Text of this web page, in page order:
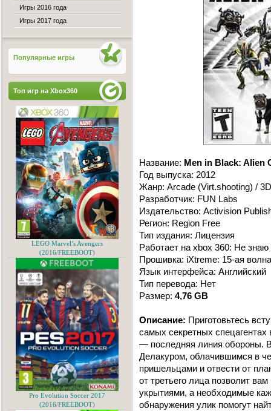
Название: Men in Black: Alien
Год выпуска: 2012
Жанр: Arcade (Virt.shooting) /
Разработчик: FUN Labs
Издательство: Activision
Регион: Region Free
Тип издания: Лицензия
Работает на xbox 360: Не знаю
Прошивка: iXtreme: 15-ая волна
Язык интерфейса: Английский
Тип перевода: Нет
Размер: 4,76 GB
Описание: Приготовьтесь
самых секретных
— последняя линия обороны.
Делакуром, облачившимся в
пришельцами и отвести от
от третьего лица позволит
укрытиями, а необходимые
обнаружения улик помогут
Игры 2016 года
Игры 2017 года
Популярные игры
Топ игр на Xbox360
LEGO Marvel’s Avengers
(2016/FREEBOOT)
Pro Evolution Soccer 2017
(2016/FREEBOOT)